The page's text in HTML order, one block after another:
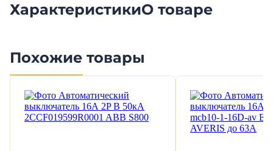
ХарактеристикиО товаре
Похожие товары